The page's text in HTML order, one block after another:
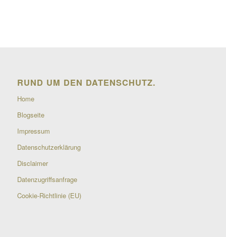
RUND UM DEN DATENSCHUTZ.
Home
Blogseite
Impressum
Datenschutzerklärung
Disclaimer
Datenzugriffsanfrage
Cookie-Richtlinie (EU)